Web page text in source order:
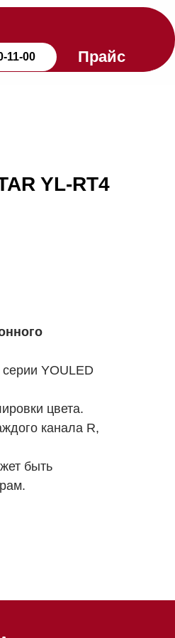
11-00 Прайс
YL-RT4
YOULED
цвета.
канала R,
быть